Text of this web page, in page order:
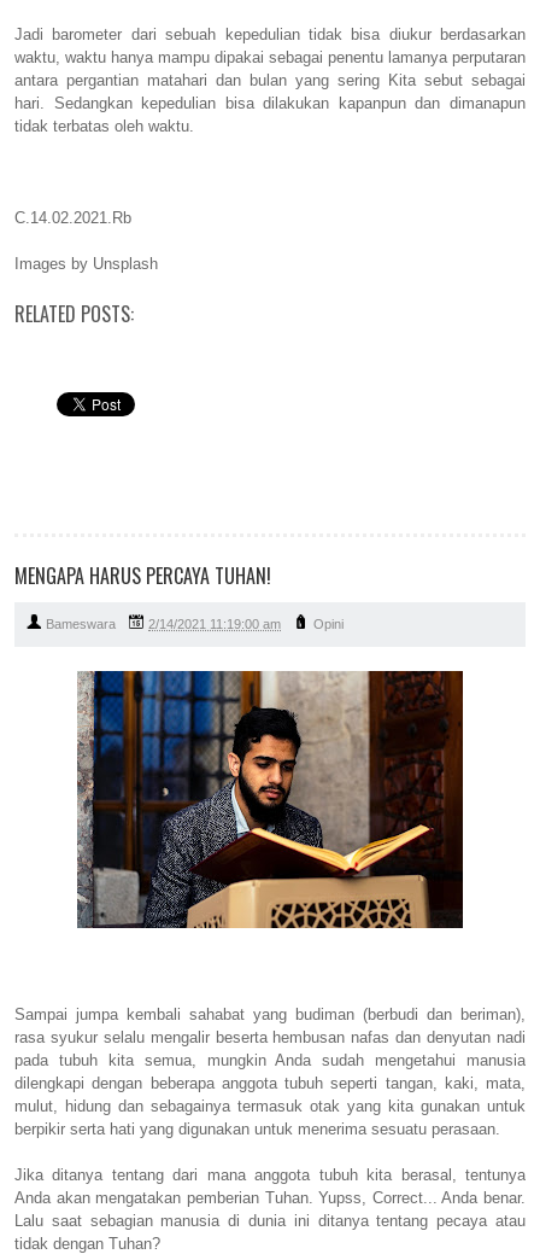
Jadi barometer dari sebuah kepedulian tidak bisa diukur berdasarkan
waktu, waktu hanya mampu dipakai sebagai penentu lamanya perputaran
antara pergantian matahari dan bulan yang sering Kita sebut sebagai
hari. Sedangkan kepedulian bisa dilakukan kapanpun dan dimanapun
tidak terbatas oleh waktu.
C.14.02.2021.Rb
Images by Unsplash
RELATED POSTS:
MENGAPA HARUS PERCAYA TUHAN!
Bameswara 2/14/2021 11:19:00 am Opini
Sampai jumpa kembali sahabat yang budiman (berbudi dan beriman),
rasa syukur selalu mengalir beserta hembusan nafas dan denyutan nadi
pada tubuh kita semua, mungkin Anda sudah mengetahui manusia
dilengkapi dengan beberapa anggota tubuh seperti tangan, kaki, mata,
mulut, hidung dan sebagainya termasuk otak yang kita gunakan untuk
berpikir serta hati yang digunakan untuk menerima sesuatu perasaan.
Jika ditanya tentang dari mana anggota tubuh kita berasal, tentunya
Anda akan mengatakan pemberian Tuhan. Yupss, Correct... Anda benar.
Lalu saat sebagian manusia di dunia ini ditanya tentang pecaya atau
tidak dengan Tuhan?